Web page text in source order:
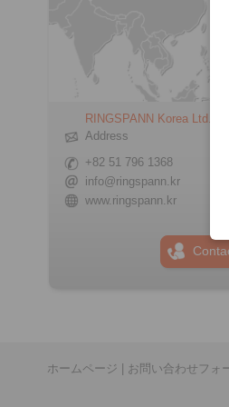
RINGSPANN Korea Ltd.
Address
+82 51 796 1368
info@ringspann.kr
www.ringspann.kr
ホームページ お問い合わせフォ